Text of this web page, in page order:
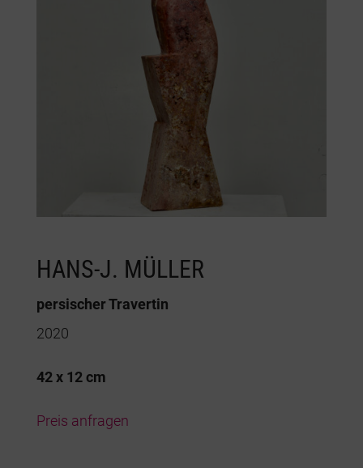
HANS-J. MÜLLER
persischer Travertin
2020
42 x 12 cm
Preis anfragen